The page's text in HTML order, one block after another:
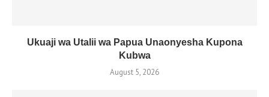
Ukuaji wa Utalii wa Papua Unaonyesha Kupona
Kubwa
August 5, 2026